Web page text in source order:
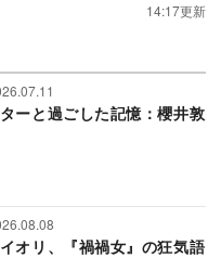
14:17更新
ーと過ごした記憶：櫻井敦
オリ、『禍禍女』の狂気語